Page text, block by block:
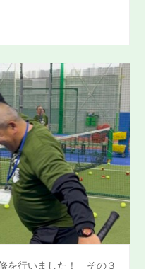
を行いました！ その３